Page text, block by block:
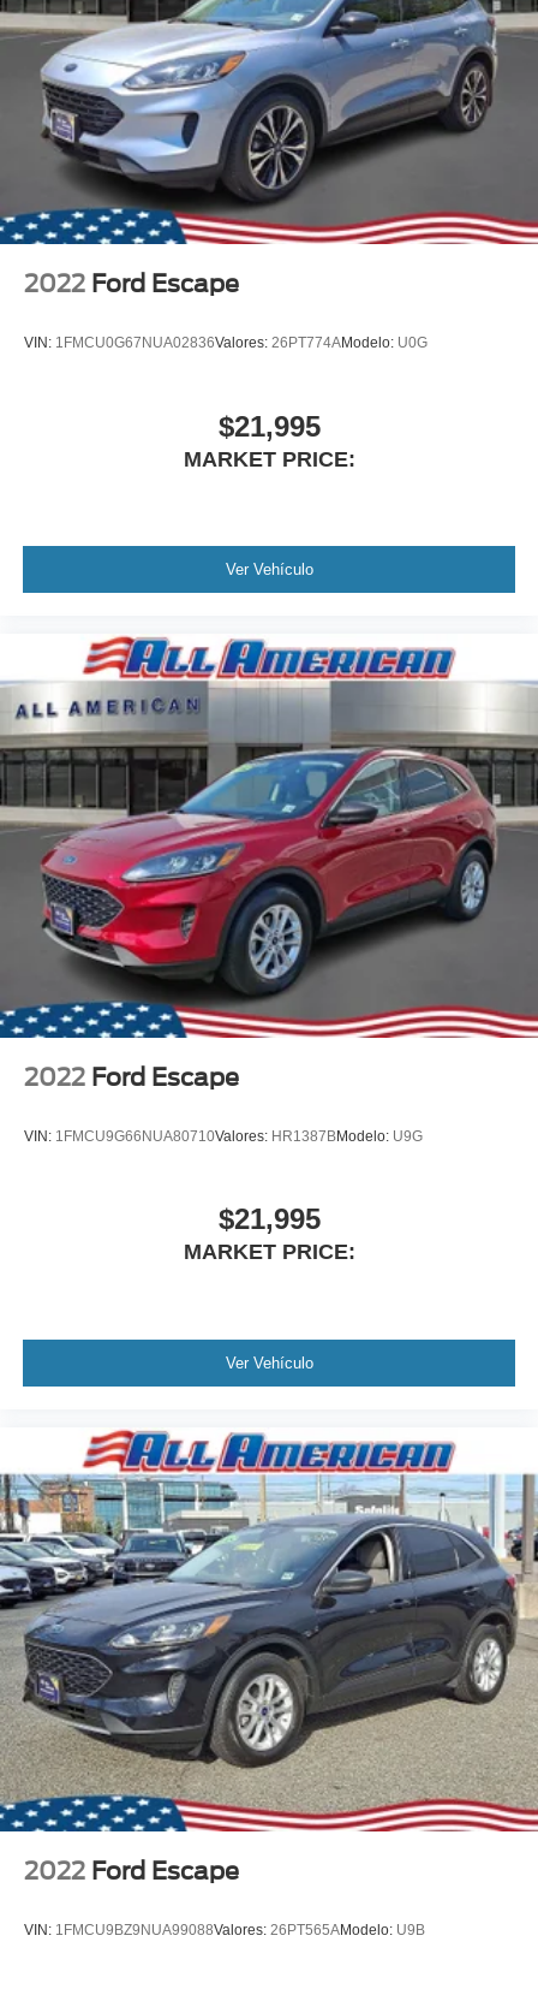
Fully Galvanized Steel Panels
Headlights-Automatic Highbeams
LED Brakelights
Liftgate Rear Cargo Access
Lip Spoiler
Perimeter/Approach Lights
Speed Sensitive Variable Intermittent Wipers
Tires: 225/65R17 AS BSW -inc: mini spare
Wheels: 17" Shadow Silver-Painted Aluminum
2022 Ford Escape
VIN: 1FMCU0G67NUA02836Valores: 26PT774AModelo: U0G
$21,995
MARKET PRICE:
Ver Vehículo
2022 Ford Escape
VIN: 1FMCU9G66NUA80710Valores: HR1387BModelo: U9G
$21,995
MARKET PRICE:
Ver Vehículo
2022 Ford Escape
VIN: 1FMCU9BZ9NUA99088Valores: 26PT565AModelo: U9B